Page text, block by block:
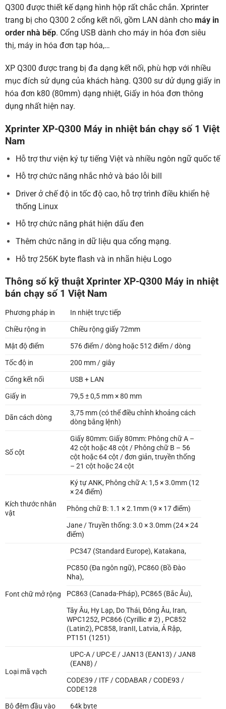
Q300 được thiết kế dạng hình hộp rất chắc chắn. Xprinter
trang bị cho Q300 2 cổng kết nối, gồm LAN dành cho máy in
order nhà bếp. Cổng USB dành cho máy in hóa đơn siêu
thị, máy in hóa đơn tạp hóa,…
XP Q300 được trang bị đa dạng kết nối, phù hợp với nhiều
mục đích sử dụng của khách hàng. Q300 sư dử dụng giấy in
hóa đơn k80 (80mm) dạng nhiệt, Giấy in hóa đơn thông
dụng nhất hiện nay.
Xprinter XP-Q300 Máy in nhiệt bán chạy số 1 Việt
Nam
Hỗ trợ thư viện ký tự tiếng Việt và nhiều ngôn ngữ quốc tế
Hỗ trợ chức năng nhắc nhở và báo lỗi bill
Driver ở chế độ in tốc độ cao, hỗ trợ trình điều khiển hệ
thống Linux
Hỗ trợ chức năng phát hiện dấu đen
Thêm chức năng in dữ liệu qua cổng mạng.
Hỗ trợ 256K byte flash và in nhãn hiệu Logo
Thông số kỹ thuật Xprinter XP-Q300 Máy in nhiệt
bán chạy số 1 Việt Nam
Phương pháp in
In nhiệt trực tiếp
Chiều rộng in
Chiều rộng giấy 72mm
Mật độ điểm
576 điểm / dòng hoặc 512 điểm / dòng
Tốc độ in
200 mm / giây
Cổng kết nối
USB + LAN
Giấy in
79,5 ± 0,5 mm × 80 mm
Dãn cách dòng
3,75 mm (có thể điều chỉnh khoảng cách
dòng bằng lệnh)
Số cột
Giấy 80mm: Giấy 80mm: Phông chữ A –
42 cột hoặc 48 cột / Phông chữ B – 56
cột hoặc 64 cột / đơn giản, truyền thống
– 21 cột hoặc 24 cột
Kích thước nhân
vật
Ký tự ANK, Phông chữ A: 1,5 × 3.0mm (12
× 24 điểm)
Phông chữ B: 1.1 × 2.1mm (9 × 17 điểm)
Jane / Truyền thống: 3.0 × 3.0mm (24 × 24
điểm)
Font chữ mở rộng
PC347 (Standard Europe), Katakana,
PC850 (Đa ngôn ngữ), PC860 (Bồ Đào
Nha),
PC863 (Canada-Pháp), PC865 (Bắc Âu),
Tây Âu, Hy Lạp, Do Thái, Đông Âu, Iran,
WPC1252, PC866 (Cyrillic # 2) , PC852
(Latin2), PC858, IranII, Latvia, Ả Rập,
PT151 (1251)
Loại mã vạch
UPC-A / UPC-E / JAN13 (EAN13) / JAN8
(EAN8) /
CODE39 / ITF / CODABAR / CODE93 /
CODE128
Bộ đệm đầu vào
64k byte